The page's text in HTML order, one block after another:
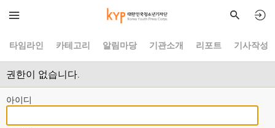
타임라인 카테고리 알림마당 기관소개 리포트 기사작성
권한이 없습니다.
아이디